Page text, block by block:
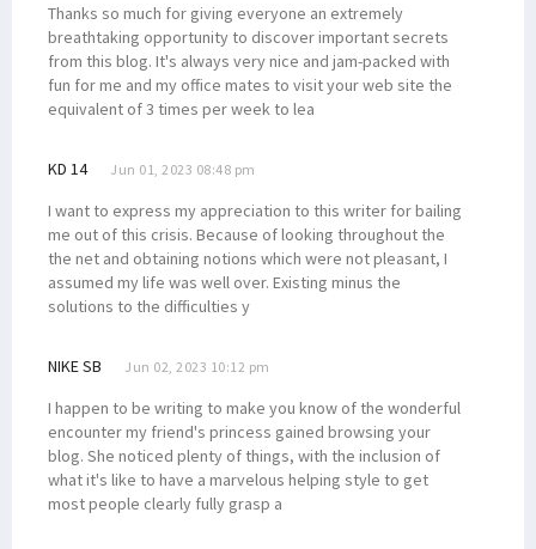
Thanks so much for giving everyone an extremely
breathtaking opportunity to discover important secrets
from this blog. It's always very nice and jam-packed with
fun for me and my office mates to visit your web site the
equivalent of 3 times per week to lea
KD 14 Jun 01, 2023 08:48 pm
I want to express my appreciation to this writer for bailing
me out of this crisis. Because of looking throughout the
the net and obtaining notions which were not pleasant, I
assumed my life was well over. Existing minus the
solutions to the difficulties y
NIKE SB Jun 02, 2023 10:12 pm
I happen to be writing to make you know of the wonderful
encounter my friend's princess gained browsing your
blog. She noticed plenty of things, with the inclusion of
what it's like to have a marvelous helping style to get
most people clearly fully grasp a